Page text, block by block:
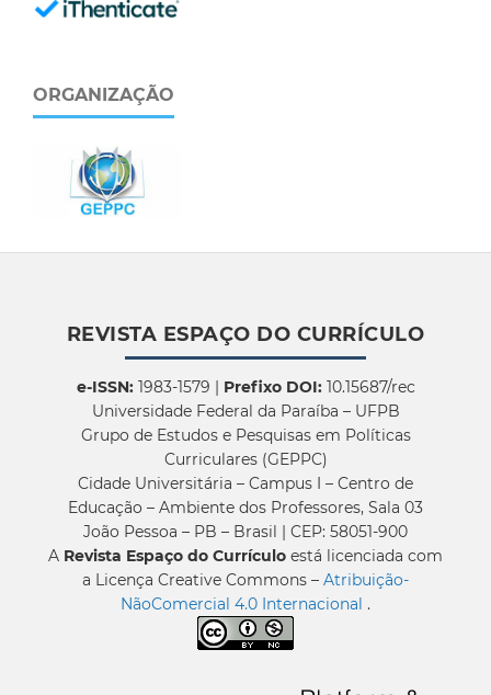
ORGANIZAÇÃO
REVISTA ESPAÇO DO CURRÍCULO
e-ISSN:1983-1579 | Prefixo DOI:10.15687/rec
Universidade Federal da Paraíba – UFPB
Grupo de Estudos e Pesquisas em Políticas
Curriculares (GEPPC)
Cidade Universitária – Campus I – Centro de
Educação – Ambiente dos Professores, Sala 03
João Pessoa – PB – Brasil | CEP: 58051-900
A Revista Espaço do Currículo está licenciada com
a Licença Creative Commons – Atribuição-
NãoComercial 4.0 Internacional .